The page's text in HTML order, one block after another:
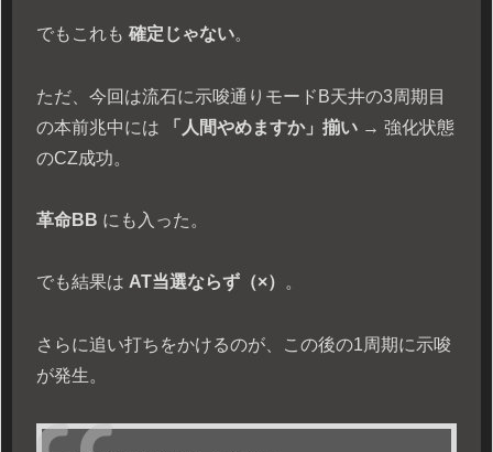
でもこれも 確定じゃない。
ただ、今回は流石に示唆通りモードB天井の3周期目
の本前兆中には
「人間やめますか」揃い → 強化状態
のCZ成功。
革命BB にも入った。
でも結果は AT当選ならず（×） 。
さらに追い打ちをかけるのが、この後の1周期に示唆
が発生。